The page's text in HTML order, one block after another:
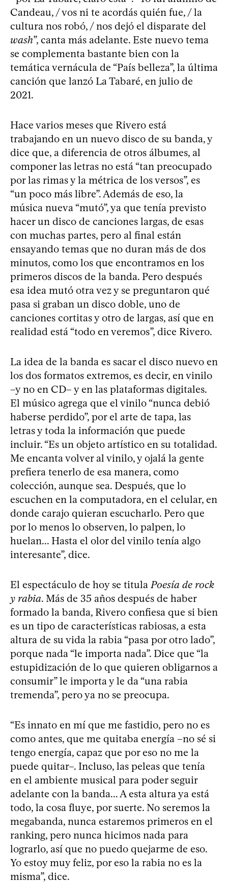
Candeau, / vos ni te acordás quién fue, / la
cultura nos robó, / nos dejó el disparate del
wash”, canta más adelante. Este nuevo tema
se complementa bastante bien con la
temática vernácula de “País belleza”, la última
canción que lanzó La Tabaré, en julio de
2021.
Hace varios meses que Rivero está
trabajando en un nuevo disco de su banda, y
dice que, a diferencia de otros álbumes, al
componer las letras no está “tan preocupado
por las rimas y la métrica de los versos”, es
“un poco más libre”. Además de eso, la
música nueva “mutó”, ya que tenía previsto
hacer un disco de canciones largas, de esas
con muchas partes, pero al final están
ensayando temas que no duran más de dos
minutos, como los que encontramos en los
primeros discos de la banda. Pero después
esa idea mutó otra vez y se preguntaron qué
pasa si graban un disco doble, uno de
canciones cortitas y otro de largas, así que en
realidad está “todo en veremos”, dice Rivero.
La idea de la banda es sacar el disco nuevo en
los dos formatos extremos, es decir, en vinilo
–y no en CD– y en las plataformas digitales.
El músico agrega que el vinilo “nunca debió
haberse perdido”, por el arte de tapa, las
letras y toda la información que puede
incluir. “Es un objeto artístico en su totalidad.
Me encanta volver al vinilo, y ojalá la gente
prefiera tenerlo de esa manera, como
colección, aunque sea. Después, que lo
escuchen en la computadora, en el celular, en
donde carajo quieran escucharlo. Pero que
por lo menos lo observen, lo palpen, lo
huelan... Hasta el olor del vinilo tenía algo
interesante”, dice.
El espectáculo de hoy se titula Poesía de rock
y rabia. Más de 35 años después de haber
formado la banda, Rivero confiesa que si bien
es un tipo de características rabiosas, a esta
altura de su vida la rabia “pasa por otro lado”,
porque nada “le importa nada”. Dice que “la
estupidización de lo que quieren obligarnos a
consumir” le importa y le da “una rabia
tremenda”, pero ya no se preocupa.
“Es innato en mí que me fastidio, pero no es
como antes, que me quitaba energía –no sé si
tengo energía, capaz que por eso no me la
puede quitar–. Incluso, las peleas que tenía
en el ambiente musical para poder seguir
adelante con la banda... A esta altura ya está
todo, la cosa fluye, por suerte. No seremos la
megabanda, nunca estaremos primeros en el
ranking, pero nunca hicimos nada para
lograrlo, así que no puedo quejarme de eso.
Yo estoy muy feliz, por eso la rabia no es la
misma”, dice.